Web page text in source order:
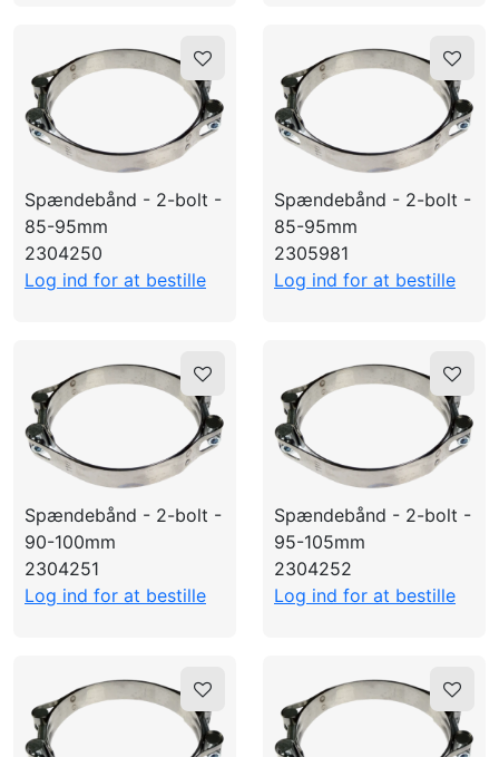
Spændebånd - 2-bolt -
85-95mm
2304250
Log ind for at bestille
Spændebånd - 2-bolt -
85-95mm
2305981
Log ind for at bestille
Spændebånd - 2-bolt -
90-100mm
2304251
Log ind for at bestille
Spændebånd - 2-bolt -
95-105mm
2304252
Log ind for at bestille